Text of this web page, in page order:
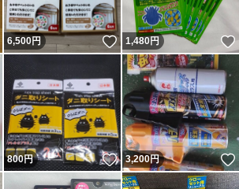
いいね！
6,500円 いいね！
1,480円
いいね！
800円 いいね！
3,200円